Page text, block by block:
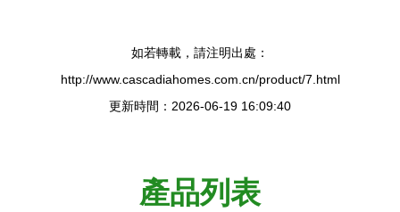
如若轉載，請注明出處：
http://www.cascadiahomes.com.cn/product/7.html
更新時間：2026-06-19 16:09:40
產品列表